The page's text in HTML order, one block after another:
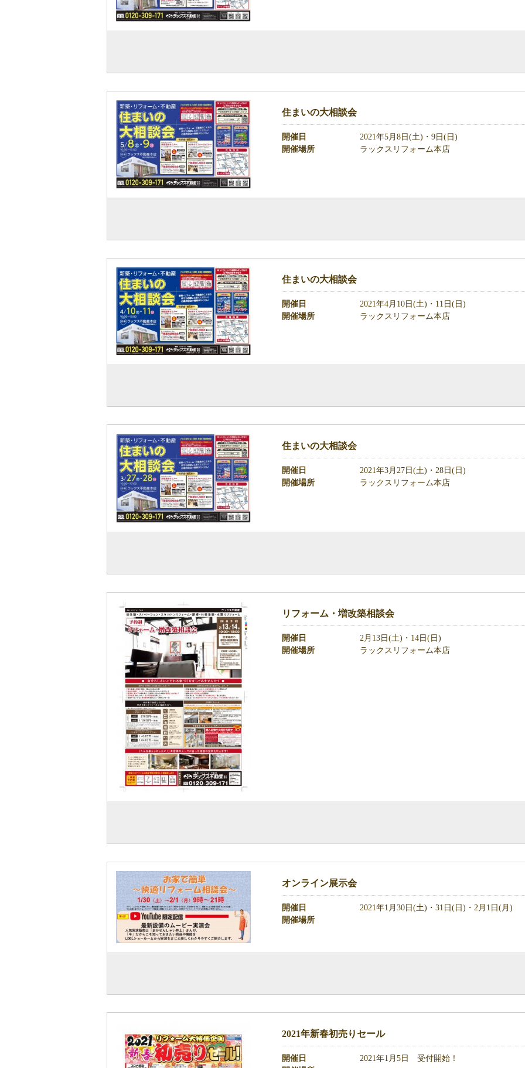
住まいの大相談会
開催日
2021年5月8日(土)・9日(日)
開催場所
ラックスリフォーム本店
住まいの大相談会
開催日
2021年4月10日(土)・11日(日)
開催場所
ラックスリフォーム本店
住まいの大相談会
開催日
2021年3月27日(土)・28日(日)
開催場所
ラックスリフォーム本店
リフォーム・増改築相談会
開催日
2月13日(土)・14日(日)
開催場所
ラックスリフォーム本店
オンライン展示会
開催日
2021年1月30日(土)・31日(日)・2月1日(月)
開催場所
2021年新春初売りセール
開催日
2021年1月5日 受付開始！